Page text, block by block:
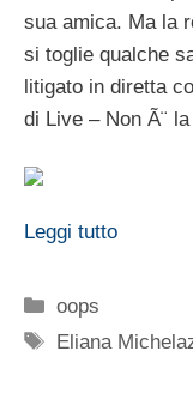
sua amica. Ma la
si toglie qualche
litigato in diretta
di Live – Non Ã¨ la
Leggi tutto
Categorie
oops
Tag
Eliana